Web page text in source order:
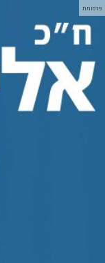
פרסומת